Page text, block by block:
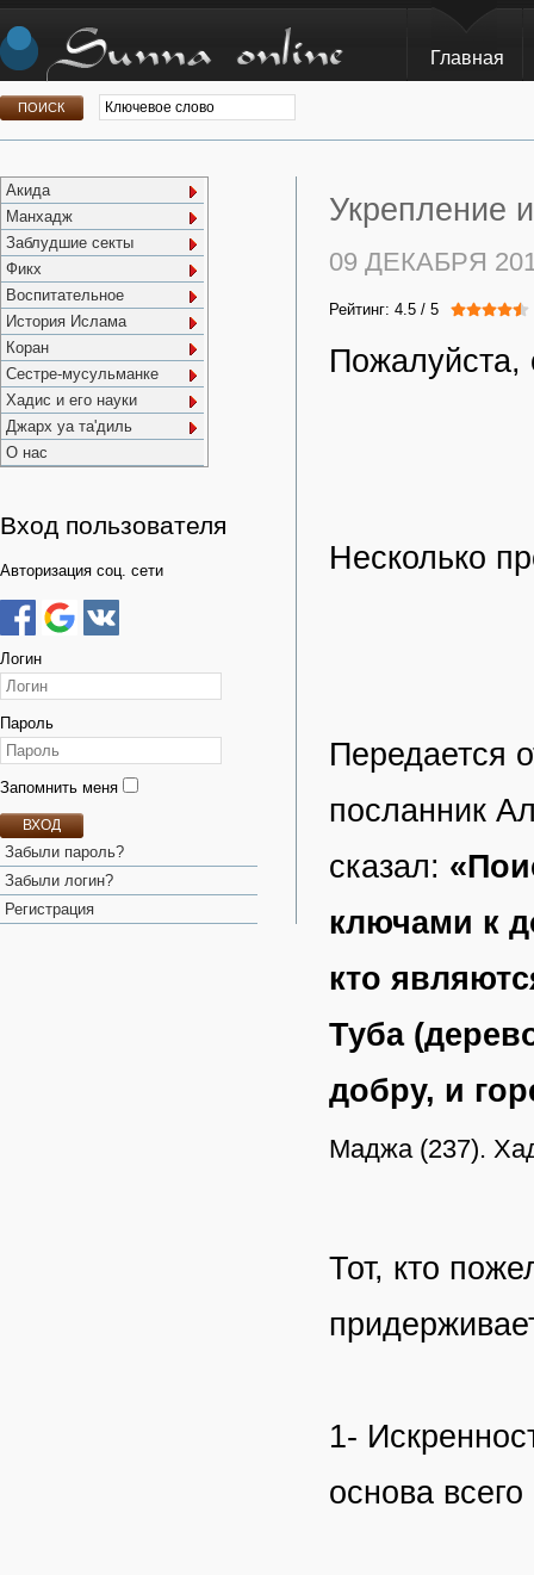
Главная
Акида
Манхадж
Заблудшие секты
Фикх
Воспитательное
История Ислама
Коран
Сестре-мусульманке
Хадис и его науки
Джарх уа та'диль
О нас
Вход пользователя
Авторизация соц. сети
Логин
Пароль
Запомнить меня
ВХОД
Забыли пароль?
Забыли логин?
Регистрация
Укрепление
09 ДЕКАБРЯ
Рейтинг: 4.5 / 5
Пожалуйста,
Несколько
Передается
посланник
сказал:
ключами к
кто
Туба
добру, и
Маджа (237).
Тот, кто
1-
основа